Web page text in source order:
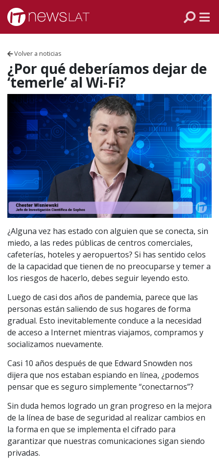
Skip to content
Volver a noticias
¿Por qué deberíamos dejar de
‘temerle’ al Wi-Fi?
¿Alguna vez has estado con alguien que se conecta, sin
miedo, a las redes públicas de centros comerciales,
cafeterías, hoteles y aeropuertos? Si has sentido celos
de la capacidad que tienen de no preocuparse y temer a
los riesgos de hacerlo, debes seguir leyendo esto.
Luego de casi dos años de pandemia, parece que las
personas están saliendo de sus hogares de forma
gradual. Esto inevitablemente conduce a la necesidad
de acceso a Internet mientras viajamos, compramos y
socializamos nuevamente.
Casi 10 años después de que Edward Snowden nos
dijera que nos estaban espiando en línea, ¿podemos
pensar que es seguro simplemente “conectarnos”?
Sin duda hemos logrado un gran progreso en la mejora
de la línea de base de seguridad al realizar cambios en
la forma en que se implementa el cifrado para
garantizar que nuestras comunicaciones sigan siendo
privadas.
VENEZUELA
ECUADOR
PERÚ
CHILE
ARGENTINA
MÉXICO